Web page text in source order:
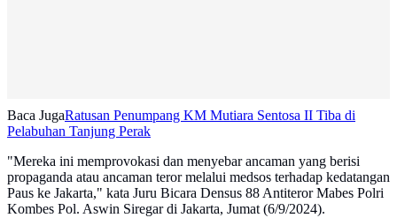
Baca JugaRatusan Penumpang KM Mutiara Sentosa II Tiba di
Pelabuhan Tanjung Perak
"Mereka ini memprovokasi dan menyebar ancaman yang berisi
propaganda atau ancaman teror melalui medsos terhadap kedatangan
Paus ke Jakarta," kata Juru Bicara Densus 88 Antiteror Mabes Polri
Kombes Pol. Aswin Siregar di Jakarta, Jumat (6/9/2024).